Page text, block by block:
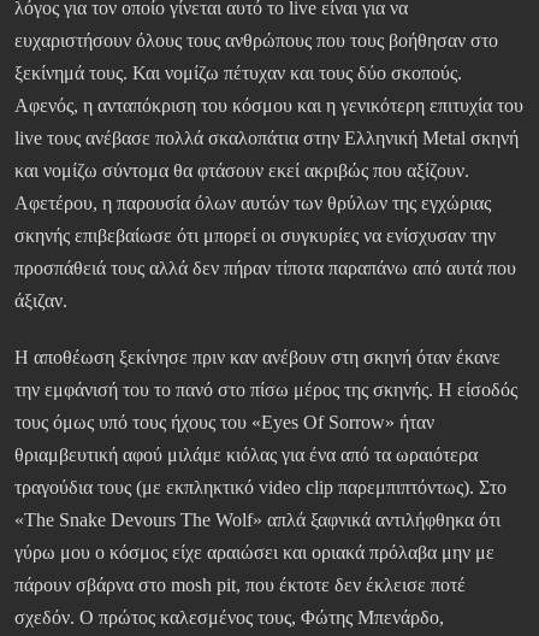
λόγος για τον οποίο γίνεται αυτό το live είναι για να
ευχαριστήσουν όλους τους ανθρώπους που τους βοήθησαν στο
ξεκίνημά τους. Και νομίζω πέτυχαν και τους δύο σκοπούς.
Αφενός, η ανταπόκριση του κόσμου και η γενικότερη επιτυχία του
live τους ανέβασε πολλά σκαλοπάτια στην Ελληνική Metal σκηνή
και νομίζω σύντομα θα φτάσουν εκεί ακριβώς που αξίζουν.
Αφετέρου, η παρουσία όλων αυτών των θρύλων της εγχώριας
σκηνής επιβεβαίωσε ότι μπορεί οι συγκυρίες να ενίσχυσαν την
προσπάθειά τους αλλά δεν πήραν τίποτα παραπάνω από αυτά που
άξιζαν.
Η αποθέωση ξεκίνησε πριν καν ανέβουν στη σκηνή όταν έκανε
την εμφάνισή του το πανό στο πίσω μέρος της σκηνής. Η είσοδός
τους όμως υπό τους ήχους του «Eyes Of Sorrow» ήταν
θριαμβευτική αφού μιλάμε κιόλας για ένα από τα ωραιότερα
τραγούδια τους (με εκπληκτικό video clip παρεμπιπτόντως). Στο
«The Snake Devours The Wolf» απλά ξαφνικά αντιλήφθηκα ότι
γύρω μου ο κόσμος είχε αραιώσει και οριακά πρόλαβα μην με
πάρουν σβάρνα στο mosh pit, που έκτοτε δεν έκλεισε ποτέ
σχεδόν. Ο πρώτος καλεσμένος τους, Φώτης Μπενάρδο,